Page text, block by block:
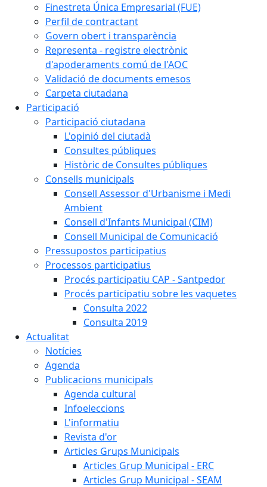
Finestreta Única Empresarial (FUE)
Perfil de contractant
Govern obert i transparència
Representa - registre electrònic
d'apoderaments comú de l'AOC
Validació de documents emesos
Carpeta ciutadana
Participació
Participació ciutadana
L'opinió del ciutadà
Consultes públiques
Històric de Consultes públiques
Consells municipals
Consell Assessor d'Urbanisme i Medi
Ambient
Consell d'Infants Municipal (CIM)
Consell Municipal de Comunicació
Pressupostos participatius
Processos participatius
Procés participatiu CAP - Santpedor
Procés participatiu sobre les vaquetes
Consulta 2022
Consulta 2019
Actualitat
Notícies
Agenda
Publicacions municipals
Agenda cultural
Infoeleccions
L'informatiu
Revista d'or
Articles Grups Municipals
Articles Grup Municipal - ERC
Articles Grup Municipal - SEAM